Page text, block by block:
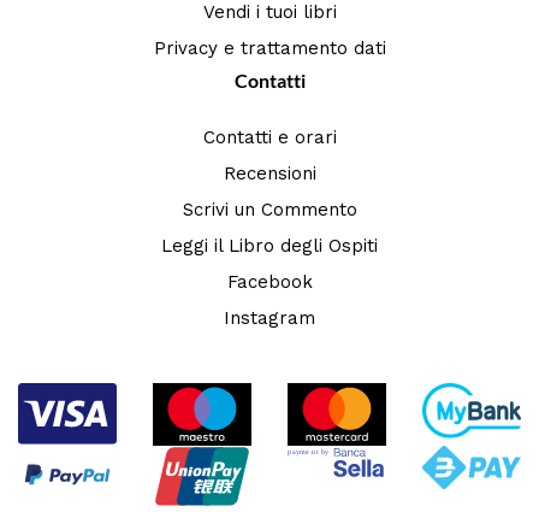
Vendi i tuoi libri
Privacy e trattamento dati
Contatti
Contatti e orari
Recensioni
Scrivi un Commento
Leggi il Libro degli Ospiti
Facebook
Instagram